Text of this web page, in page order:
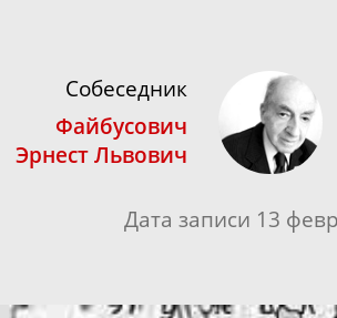
Собеседник
Файбусович
Эрнест Львович
Дата записи 13